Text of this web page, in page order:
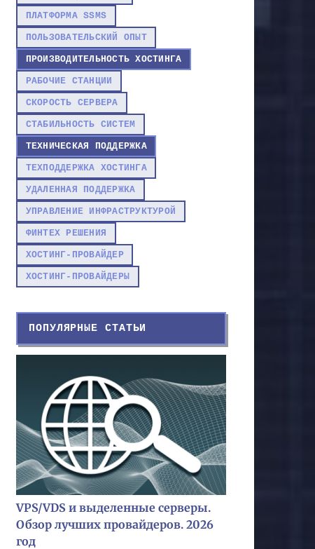
ПЛАТФОРМА SSMS
ПОЛЬЗОВАТЕЛЬСКИЙ ОПЫТ
ПРОИЗВОДИТЕЛЬНОСТЬ ХОСТИНГА
РАБОЧИЕ СТАНЦИИ
СКОРОСТЬ СЕРВЕРА
СТАБИЛЬНОСТЬ СИСТЕМ
ТЕХНИЧЕСКАЯ ПОДДЕРЖКА
ТЕХПОДДЕРЖКА ХОСТИНГА
УДАЛЕННАЯ ПОДДЕРЖКА
УПРАВЛЕНИЕ ИНФРАСТРУКТУРОЙ
ФИНТЕХ РЕШЕНИЯ
ХОСТИНГ-ПРОВАЙДЕР
ХОСТИНГ-ПРОВАЙДЕРЫ
ПОПУЛЯРНЫЕ СТАТЬИ
VPS/VDS и выделенные серверы.
Обзор лучших провайдеров. 2026
год